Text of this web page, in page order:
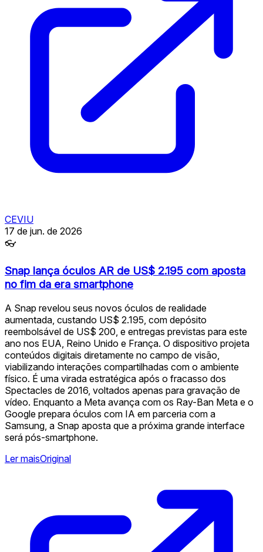
CEVIU
17 de jun. de 2026
👓
Snap lança óculos AR de US$ 2.195 com aposta
no fim da era smartphone
A Snap revelou seus novos óculos de realidade
aumentada, custando US$ 2.195, com depósito
reembolsável de US$ 200, e entregas previstas para este
ano nos EUA, Reino Unido e França. O dispositivo projeta
conteúdos digitais diretamente no campo de visão,
viabilizando interações compartilhadas com o ambiente
físico. É uma virada estratégica após o fracasso dos
Spectacles de 2016, voltados apenas para gravação de
vídeo. Enquanto a Meta avança com os Ray-Ban Meta e o
Google prepara óculos com IA em parceria com a
Samsung, a Snap aposta que a próxima grande interface
será pós-smartphone.
Ler maisOriginal